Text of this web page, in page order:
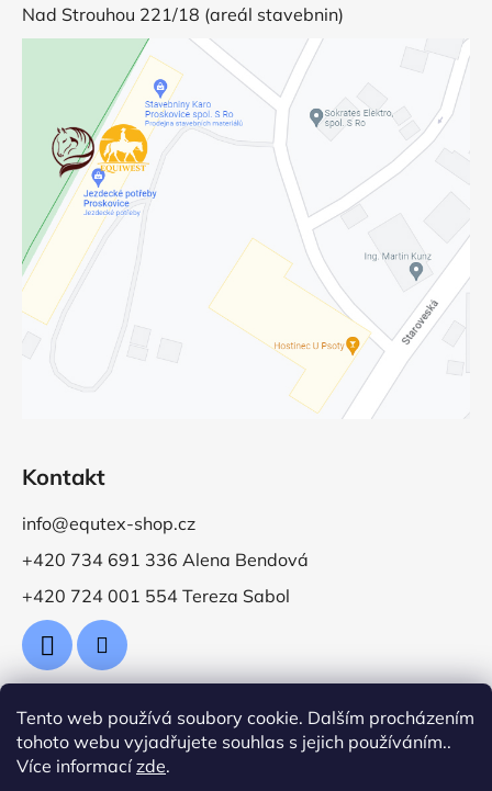
Tento web používá soubory cookie. Dalším procházením
tohoto webu vyjadřujete souhlas s jejich používáním..
Více informacízde.
Nad Strouhou 221/18 (areál stavebnin)
Kontakt
info@equtex-shop.cz
+420 734 691 336 Alena Bendová
+420 724 001 554 Tereza Sabol
Přijímáme online platby